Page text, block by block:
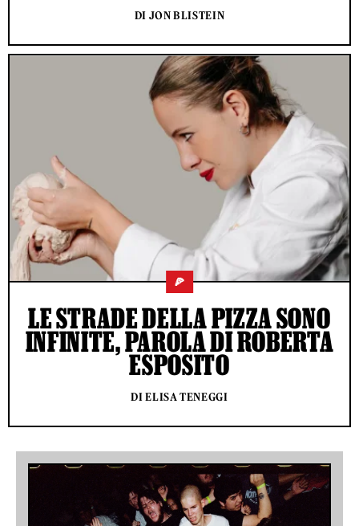
DI JON BLISTEIN
🍕
LE STRADE DELLA PIZZA SONO
INFINITE, PAROLA DI ROBERTA
ESPOSITO
DI ELISA TENEGGI